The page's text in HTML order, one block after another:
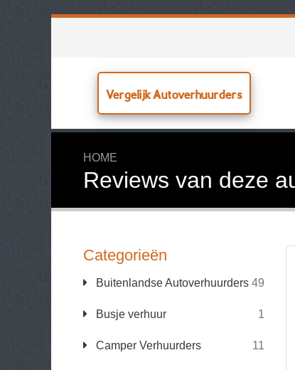
Vergelijk Autoverhuurders
HOME
Reviews van deze
Categorieën
Buitenlandse Autoverhuurders 49
Busje verhuur 1
Camper Verhuurders 11